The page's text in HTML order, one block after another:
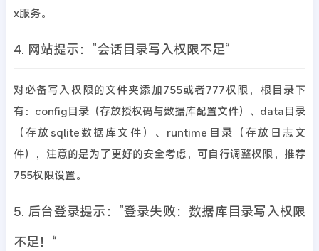
x服务。
4. 网站提示：”会话目录写入权限不足“
对必备写入权限的文件夹添加755或者777权限，根目录下
有：config目录（存放授权码与数据库配置文件）、data目录
（存放sqlite数据库文件）、runtime目录（存放日志文
件），注意的是为了更好的安全考虑，可自行调整权限，推荐
755权限设置。
5. 后台登录提示：”登录失败：数据库目录写入权限
不足！“